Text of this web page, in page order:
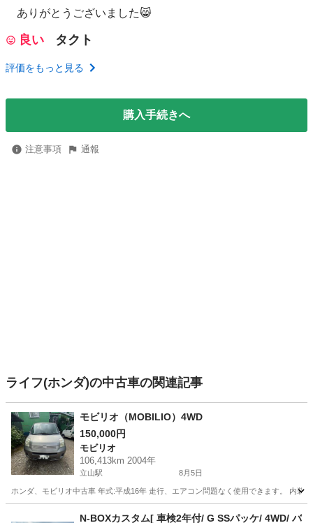
ありがとうございました😸
良い タクト
評価をもっと見る
購入手続きへ
注意事項 通報
ライフ(ホンダ)の中古車の関連記事
モビリオ（MOBILIO）4WD
150,000円
モビリオ
106,413km 2004年
立山駅 8月5日
ホンダ、モビリオ中古車 年式:平成16年 走行、エアコン問題なく使用できます。 内装
立山駅 モビリオ
N-BOXカスタム[ 車検2年付/ G SSパッケ/ 4WD/ バ